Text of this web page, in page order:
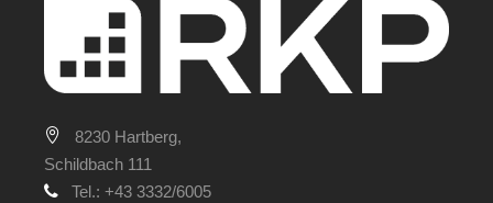
8230 Hartberg,
Schildbach 111
Tel.: +43 3332/6005